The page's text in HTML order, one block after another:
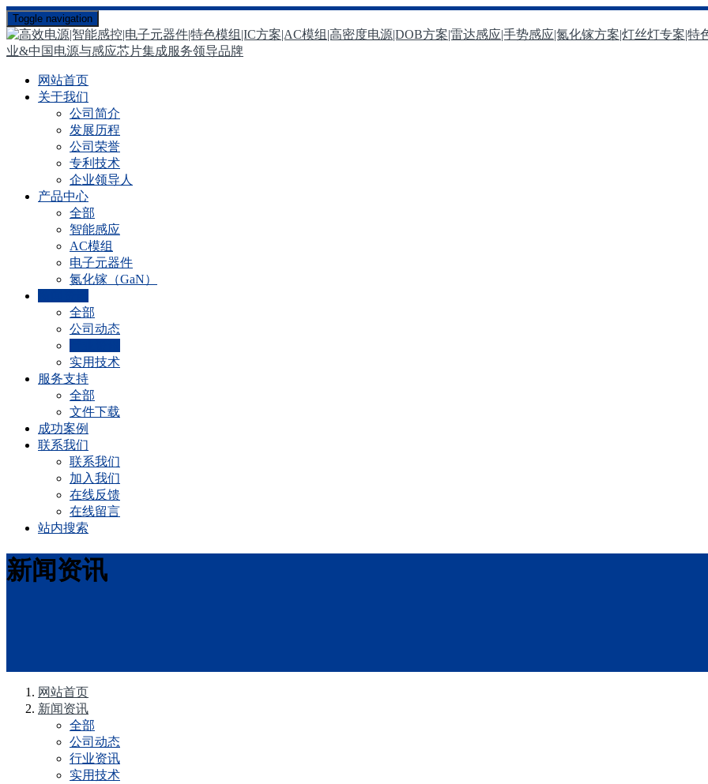
Toggle navigation
网站首页
关于我们
公司简介
发展历程
公司荣誉
专利技术
企业领导人
产品中心
全部
智能感应
AC模组
电子元器件
氮化镓（GaN）
全部
公司动态
实用技术
服务支持
全部
文件下载
成功案例
联系我们
联系我们
加入我们
在线反馈
在线留言
站内搜索
新闻资讯
网站首页
新闻资讯
全部
公司动态
行业资讯
实用技术